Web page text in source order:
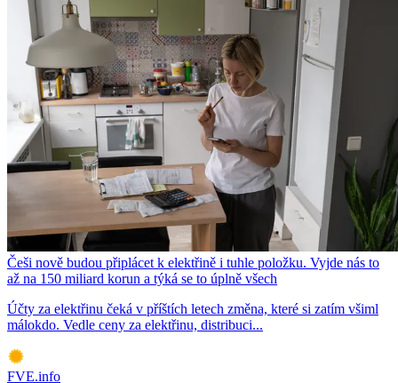
Češi nově budou připlácet k elektřině i tuhle položku. Vyjde nás to
až na 150 miliard korun a týká se to úplně všech
Účty za elektřinu čeká v příštích letech změna, které si zatím všiml
málokdo. Vedle ceny za elektřinu, distribuci...
FVE.info